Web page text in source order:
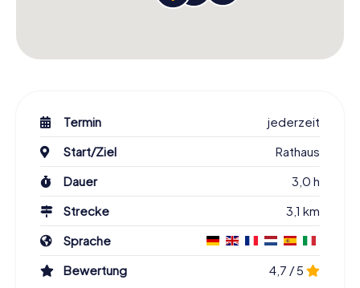
Termin
jederzeit
Start/Ziel
Rathaus
Dauer
3,0 h
Strecke
3,1 km
Sprache
Bewertung
4,7 / 5